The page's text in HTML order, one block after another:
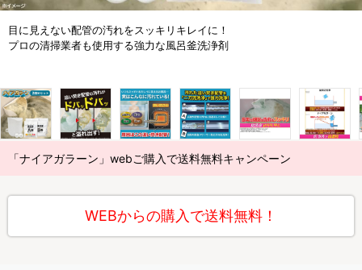
目に見えない配管の汚れをスッキリキレイに！
プロの清掃業者も使用する強力な風呂釜洗浄剤
「ナイアガラーン」webご購入で送料無料キャンペーン
WEBからの購入で送料無料！